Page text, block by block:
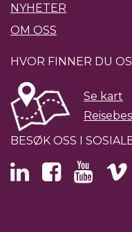
NYHETER
OM OSS
HVOR FINNER DU
Se kart
BESØK OSS I